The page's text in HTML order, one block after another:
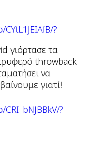
?
γιόρτασε τα
throwback
να
γιατί!
?